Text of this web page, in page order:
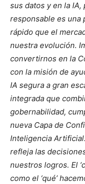
sus datos y en la
responsable es una
rápido que el
nuestra evolución.
convertirnos en la
con la misión de
IA segura a gran
integrada que
gobernabilidad,
nueva Capa de
Inteligencia
refleja las
nuestros logros. El
como el ‘qué’